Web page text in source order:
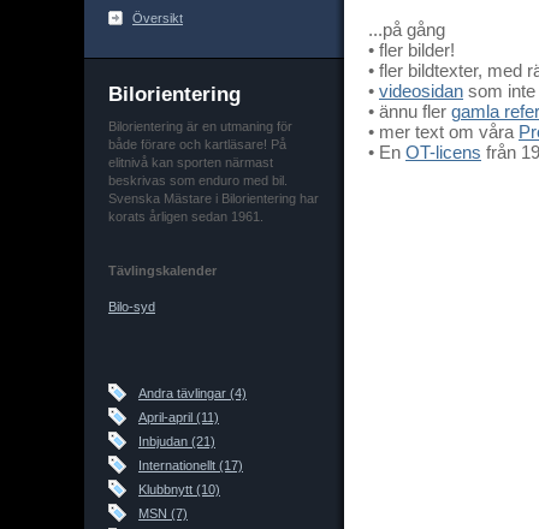
Översikt
Bilorientering
Bilorientering är en utmaning för
både förare och kartläsare! På
elitnivå kan sporten närmast
beskrivas som enduro med bil.
Svenska Mästare i Bilorientering har
korats årligen sedan 1961.
Tävlingskalender
Bilo-syd
Andra tävlingar (4)
April-april (11)
Inbjudan (21)
Internationellt (17)
Klubbnytt (10)
MSN (7)
...på gång
• fler bilder!
• fler bildtexter, med
• videosidan som inte
• ännu fler gamla
• mer text om våra
• En OT-licens från